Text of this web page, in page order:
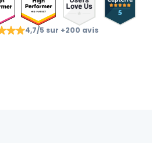
4,7/5 sur +200 avis